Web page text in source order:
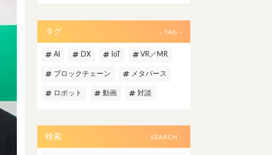
タグ - TAG -
AI DX IoT VR／MR
ブロックチェーン メタバース
ロボット 動画 対談
検索 - SEARCH -